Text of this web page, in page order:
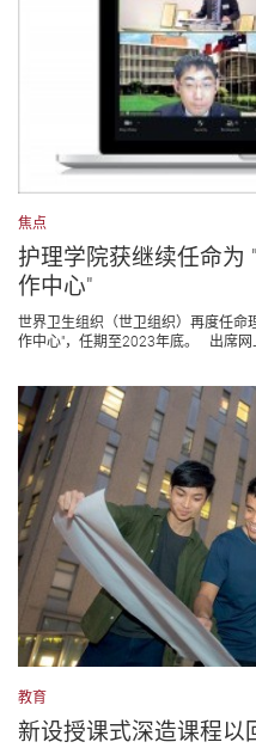
焦点
护理学院获继续任命为
作中心"
世界卫生组织（世卫组织）再度任命
作中心"，任期至2023年底。 出席网
教育
新设授课式深造课程以